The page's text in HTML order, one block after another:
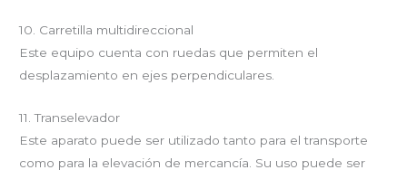
10. Carretilla multidireccional
Este equipo cuenta con ruedas que permiten el
desplazamiento en ejes perpendiculares.
11. Transelevador
Este aparato puede ser utilizado tanto para el transporte
como para la elevación de mercancía. Su uso puede ser